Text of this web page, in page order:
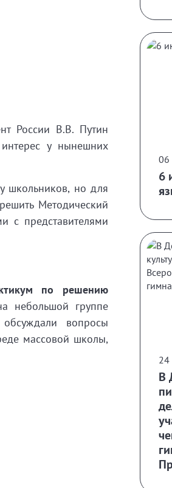
России В.В. Путин
у нынешних
школьников, но для
Методический
с представителями
по решению
небольшой группе
вопросы
массовой школы,
06
6
24
В